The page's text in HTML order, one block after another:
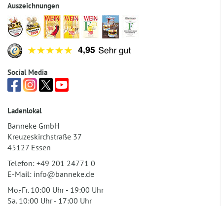
Auszeichnungen
Social Media
Ladenlokal
Banneke GmbH
Kreuzeskirchstraße 37
45127 Essen
Telefon: +49 201 24771 0
E-Mail: info@banneke.de
Mo.-Fr. 10:00 Uhr - 19:00 Uhr
Sa. 10:00 Uhr - 17:00 Uhr